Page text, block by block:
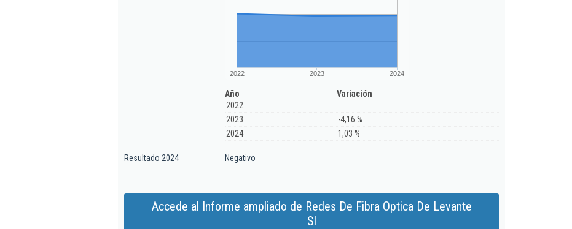
2022 2023 2024
Año
Variación
2022
2023
-4,16 %
2024
1,03 %
Resultado 2024 Negativo
Accede al Informe ampliado de Redes De Fibra Optica De Levante
Sl